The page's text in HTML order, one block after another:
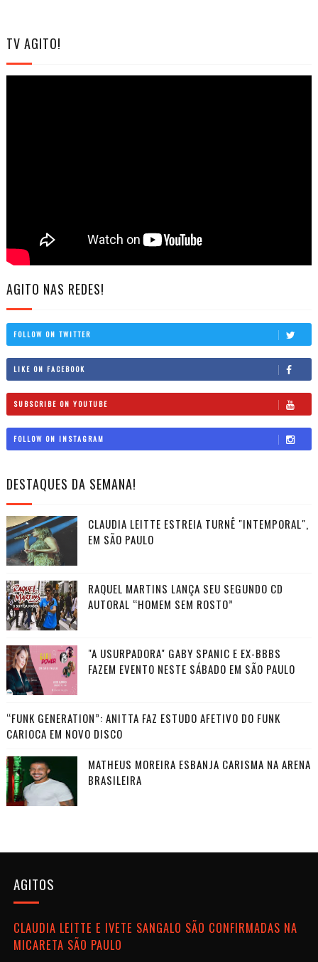
TV AGITO!
AGITO NAS REDES!
FOLLOW ON TWITTER
LIKE ON FACEBOOK
SUBSCRIBE ON YOUTUBE
FOLLOW ON INSTAGRAM
DESTAQUES DA SEMANA!
CLAUDIA LEITTE ESTREIA TURNÊ "INTEMPORAL",
EM SÃO PAULO
RAQUEL MARTINS LANÇA SEU SEGUNDO CD
AUTORAL “HOMEM SEM ROSTO”
"A USURPADORA" GABY SPANIC E EX-BBBS
FAZEM EVENTO NESTE SÁBADO EM SÃO PAULO
“FUNK GENERATION”: ANITTA FAZ ESTUDO AFETIVO DO FUNK
CARIOCA EM NOVO DISCO
MATHEUS MOREIRA ESBANJA CARISMA NA ARENA
BRASILEIRA
AGITOS
CLAUDIA LEITTE E IVETE SANGALO SÃO CONFIRMADAS NA
MICARETA SÃO PAULO